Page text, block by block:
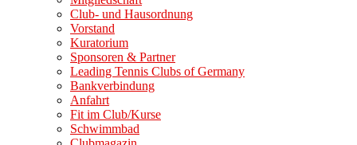
Club- und Hausordnung
Vorstand
Kuratorium
Sponsoren & Partner
Leading Tennis Clubs of Germany
Bankverbindung
Anfahrt
Fit im Club/Kurse
Schwimmbad